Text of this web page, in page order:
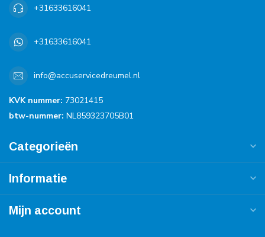
+31633616041
+31633616041
info@accuservicedreumel.nl
KVK nummer: 73021415
btw-nummer: NL859323705B01
Categorieën
Informatie
Mijn account